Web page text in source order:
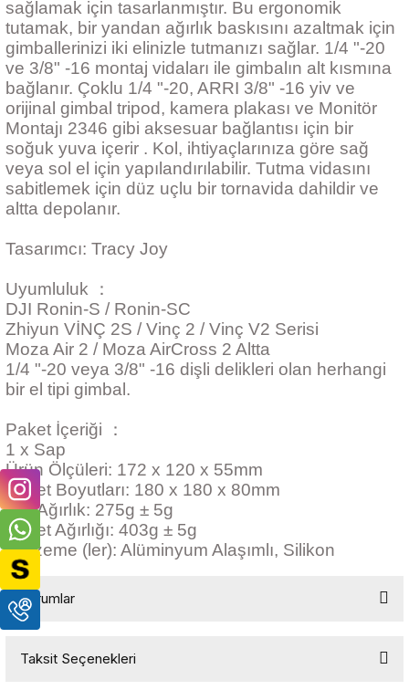
sağlamak için tasarlanmıştır. Bu ergonomik
tutamak, bir yandan ağırlık baskısını azaltmak için
gimballerinizi iki elinizle tutmanızı sağlar. 1/4 "-20
ve 3/8" -16 montaj vidaları ile gimbalın alt kısmına
bağlanır. Çoklu 1/4 "-20, ARRI 3/8" -16 yiv ve
orijinal gimbal tripod, kamera plakası ve Monitör
Montajı 2346 gibi aksesuar bağlantısı için bir
soğuk yuva içerir . Kol, ihtiyaçlarınıza göre sağ
veya sol el için yapılandırılabilir. Tutma vidasını
sabitlemek için düz uçlu bir tornavida dahildir ve
altta depolanır.
Tasarımcı: Tracy Joy
Uyumluluk ：
DJI Ronin-S / Ronin-SC
Zhiyun VİNÇ 2S / Vinç 2 / Vinç V2 Serisi
Moza Air 2 / Moza AirCross 2 Altta
1/4 "-20 veya 3/8" -16 dişli delikleri olan herhangi
bir el tipi gimbal.
Paket İçeriği ：
1 x Sap
Ürün Ölçüleri: 172 x 120 x 55mm
Paket Boyutları: 180 x 180 x 80mm
Net Ağırlık: 275g ± 5g
Paket Ağırlığı: 403g ± 5g
Malzeme (ler): Alüminyum Alaşımlı, Silikon
Yorumlar
Taksit Seçenekleri